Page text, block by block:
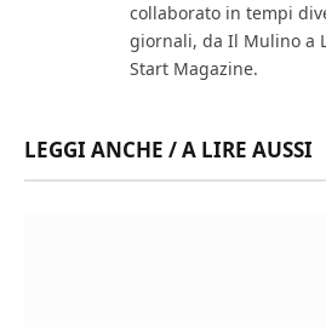
collaborato in tempi
giornali, da Il Mulino a
Start Magazine.
LEGGI ANCHE / A LIRE AUSSI